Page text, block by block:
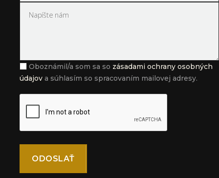
Oboznámil/a som sa so zásadami ochrany osobných
údajov a súhlasím so spracovaním mailovej adresy.